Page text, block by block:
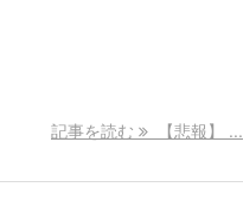
記事を読む 【悲報】 ...